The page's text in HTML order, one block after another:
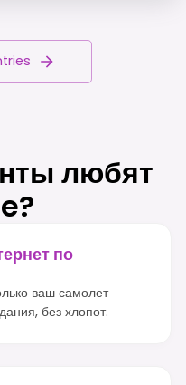
любят
по
ваш самолет
без хлопот.